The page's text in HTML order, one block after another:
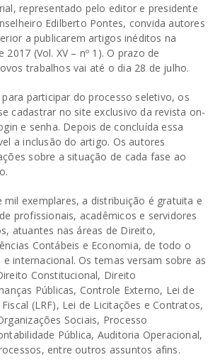
representado pelo editor e presidente
Edilberto Pontes, convida autores
a publicarem artigos inéditos na
(Vol. XV – nº 1). O prazo de
trabalhos vai até o dia 28 de julho.
participar do processo seletivo, os
cadastrar no site exclusivo da revista on-
e senha. Depois de concluída essa
a inclusão do artigo. Os autores
sobre a situação de cada fase ao
mil exemplares, a distribuição é gratuita e
profissionais, acadêmicos e servidores
atuantes nas áreas de Direito,
Contábeis e Economia, de todo o
internacional. Os temas versam sobre as
Constitucional, Direito
Públicas, Controle Externo, Lei de
(LRF), Lei de Licitações e Contratos,
Sociais, Processo
Pública, Auditoria Operacional,
entre outros assuntos afins.